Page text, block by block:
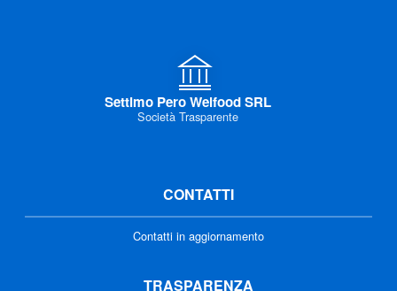
Settimo Pero Welfood SRL
Società Trasparente
CONTATTI
Contatti in aggiornamento
TRASPARENZA